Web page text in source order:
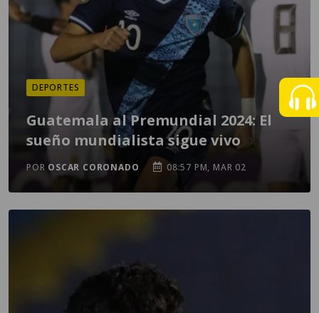
DEPORTES
Guatemala al Premundial 2024: El
sueño mundialista sigue vivo
POR OSCAR CORONADO 08:57 PM, MAR 02